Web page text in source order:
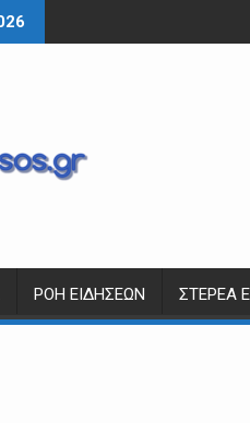
ΡΟΉ ΕΙΔΉΣΕΩΝ ΣΤΕΡΕΆ